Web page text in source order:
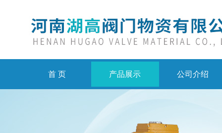
首 页 产品展示 公司介绍